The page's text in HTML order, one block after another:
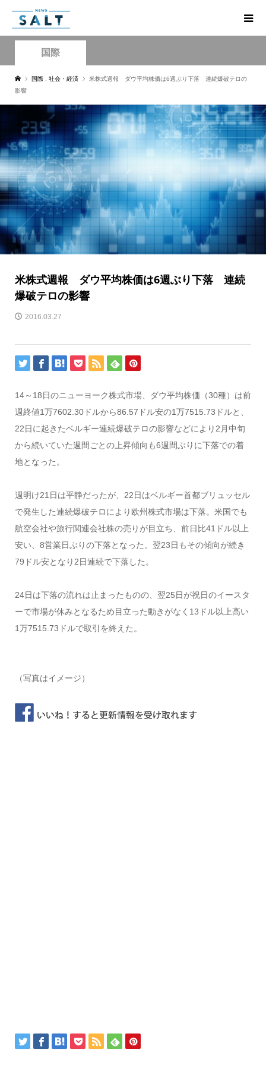
国際
国際 社会・経済
米株式週報 ダウ平均株価は6週ぶり下落 連続爆破テロの
影響
米株式週報 ダウ平均株価は6週ぶり下落 連続
爆破テロの影響
2016.03.27
14～18日のニューヨーク株式市場、ダウ平均株価（30種）は前
週終値1万7602.30ドルから86.57ドル安の1万7515.73ドルと、
22日に起きたベルギー連続爆破テロの影響などにより2月中旬
から続いていた週間ごとの上昇傾向も6週間ぶりに下落での着
地となった。
週明け21日は平静だったが、22日はベルギー首都ブリュッセル
で発生した連続爆破テロにより欧州株式市場は下落。米国でも
航空会社や旅行関連会社株の売りが目立ち、前日比41ドル以上
安い、8営業日ぶりの下落となった。翌23日もその傾向が続き
79ドル安となり2日連続で下落した。
24日は下落の流れは止まったものの、翌25日が祝日のイースタ
ーで市場が休みとなるため目立った動きがなく13ドル以上高い
1万7515.73ドルで取引を終えた。
（写真はイメージ）